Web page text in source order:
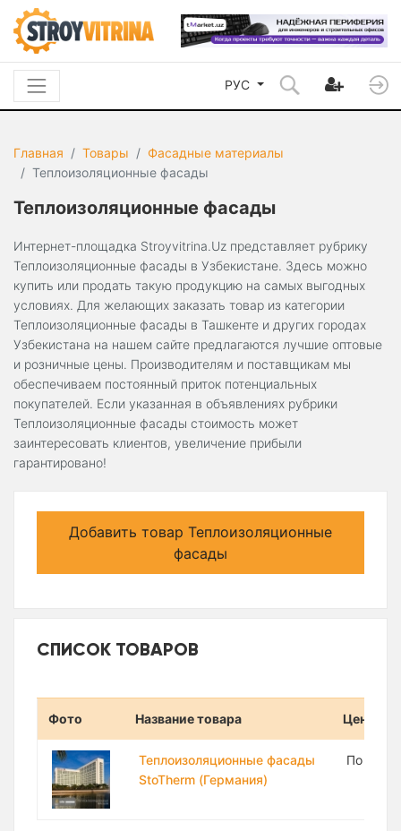
РУС
Главная Товары
Фасадные материалы
Теплоизоляционные фасады
Теплоизоляционные фасады
Интернет-площадка Stroyvitrina.Uz представляет рубрику
Теплоизоляционные фасады в Узбекистане. Здесь можно
купить или продать такую продукцию на самых выгодных
условиях. Для желающих заказать товар из категории
Теплоизоляционные фасады в Ташкенте и других городах
Узбекистана на нашем сайте предлагаются лучшие оптовые
и розничные цены. Производителям и поставщикам мы
обеспечиваем постоянный приток потенциальных
покупателей. Если указанная в объявлениях рубрики
Теплоизоляционные фасады стоимость может
заинтересовать клиентов, увеличение прибыли
гарантировано!
Добавить товар Теплоизоляционные
фасады
СПИСОК ТОВАРОВ
Фото Название товара Цена
Теплоизоляционные фасады
StoTherm (Германия)
По